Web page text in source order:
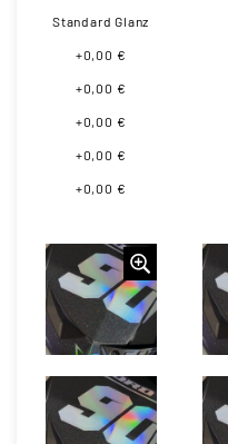
Standard Glanz
+0,00 €
+0,00 €
+0,00 €
+0,00 €
+0,00 €